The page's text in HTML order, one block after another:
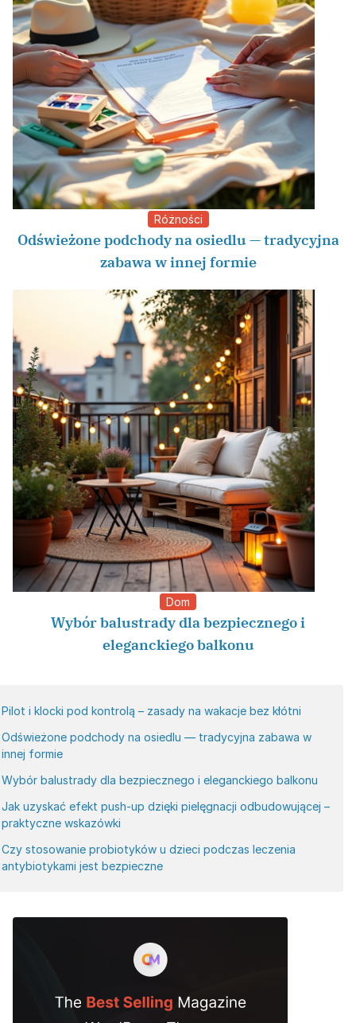
Różności
Odświeżone podchody na osiedlu — tradycyjna
zabawa w innej formie
Dom
Wybór balustrady dla bezpiecznego i
eleganckiego balkonu
Pilot i klocki pod kontrolą – zasady na wakacje bez kłótni
Odświeżone podchody na osiedlu — tradycyjna zabawa w
innej formie
Wybór balustrady dla bezpiecznego i eleganckiego balkonu
Jak uzyskać efekt push-up dzięki pielęgnacji odbudowującej –
praktyczne wskazówki
Czy stosowanie probiotyków u dzieci podczas leczenia
antybiotykami jest bezpieczne